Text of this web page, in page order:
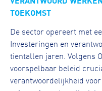
TOEKOMST
De sector opereert met
Investeringen en
tientallen jaren. Volgens
voorspelbaar beleid
verantwoordelijkheid